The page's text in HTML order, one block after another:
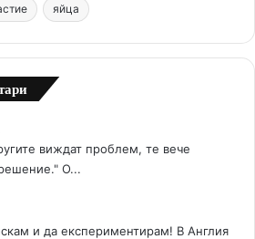
s
t
m
яйца
виждат проблем, те вече
О...
и да експериментирам! В Англия